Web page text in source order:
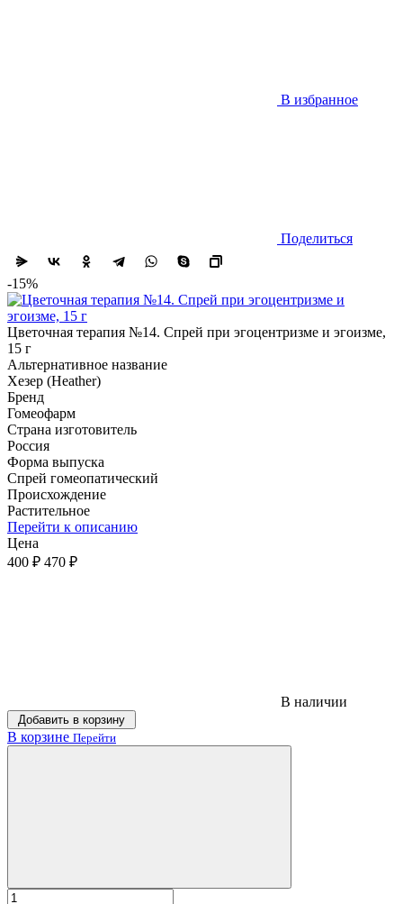
В избранное
Поделиться
-15%
Цветочная терапия №14. Спрей при эгоцентризме и эгоизме,
15 г
Альтернативное название
Хезер (Heather)
Бренд
Гомеофарм
Страна изготовитель
Россия
Форма выпуска
Спрей гомеопатический
Происхождение
Растительное
Перейти к описанию
Цена
400 ₽ 470 ₽
В наличии
Добавить в корзину
В корзине Перейти